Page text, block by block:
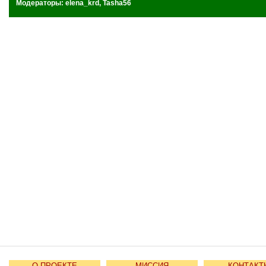
Модераторы: elena_krd, Tasha56